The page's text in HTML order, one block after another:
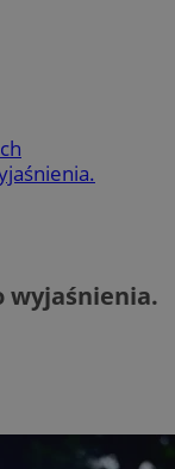
wyjaśnienia.